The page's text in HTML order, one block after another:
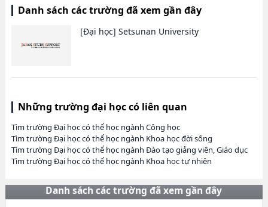
Danh sách các trường đã xem gần đây
[Đại học] Setsunan University
Những trường đại học có liên quan
Tìm trường Đại học có thể học ngành Công học
Tìm trường Đại học có thể học ngành Khoa học đời sống
Tìm trường Đại học có thể học ngành Đào tạo giảng viên, Giáo dục
Tìm trường Đại học có thể học ngành Khoa học tự nhiên
Danh sách các trường đã xem gần đây